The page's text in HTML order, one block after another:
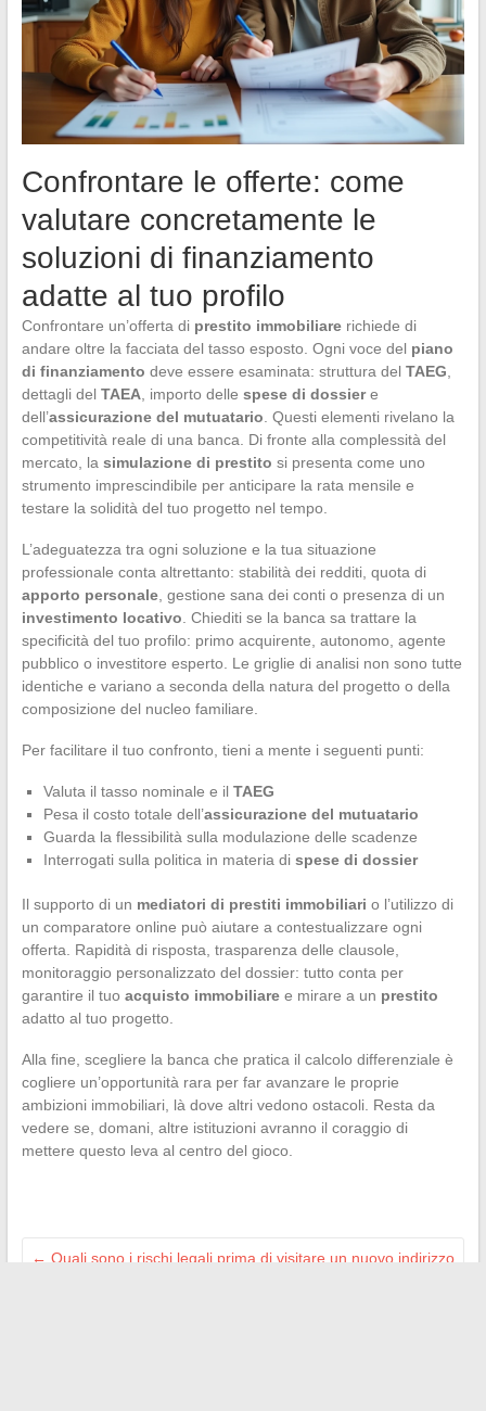
Confrontare le offerte: come
valutare concretamente le
soluzioni di finanziamento
adatte al tuo profilo
Confrontare un’offerta di prestito immobiliarerichiede di
andare oltre la facciata del tasso esposto. Ogni voce del piano
di finanziamento deve essere esaminata: struttura del TAEG
dettagli del TAEA, importo delle spese di dossiere
dell’assicurazione del mutuatario . Questi elementi rivelano la
competitività reale di una banca. Di fronte alla complessità del
mercato, la simulazione di prestito si presenta come uno
strumento imprescindibile per anticipare la rata mensile e
testare la solidità del tuo progetto nel tempo.
L’adeguatezza tra ogni soluzione e la tua situazione
professionale conta altrettanto: stabilità dei redditi, quota di
apporto personale, gestione sana dei conti o presenza di un
investimento locativo . Chiediti se la banca sa trattare la
specificità del tuo profilo: primo acquirente, autonomo, agente
pubblico o investitore esperto. Le griglie di analisi non sono tutte
identiche e variano a seconda della natura del progetto o della
composizione del nucleo familiare.
Per facilitare il tuo confronto, tieni a mente i seguenti punti:
Valuta il tasso nominale e il TAEG
Pesa il costo totale dell’assicurazione del mutuatario
Guarda la flessibilità sulla modulazione delle scadenze
Interrogati sulla politica in materia di spese di dossier
Il supporto di un mediatori di prestiti immobiliari o l’utilizzo di
un comparatore online può aiutare a contestualizzare ogni
offerta. Rapidità di risposta, trasparenza delle clausole,
monitoraggio personalizzato del dossier: tutto conta per
garantire il tuo acquisto immobiliaree mirare a un prestito
adatto al tuo progetto.
Alla fine, scegliere la banca che pratica il calcolo differenziale è
cogliere un’opportunità rara per far avanzare le proprie
ambizioni immobiliari, là dove altri vedono ostacoli. Resta da
vedere se, domani, altre istituzioni avranno il coraggio di
mettere questo leva al centro del gioco.
← Quali sono i rischi legali prima di visitare un nuovo indirizzo